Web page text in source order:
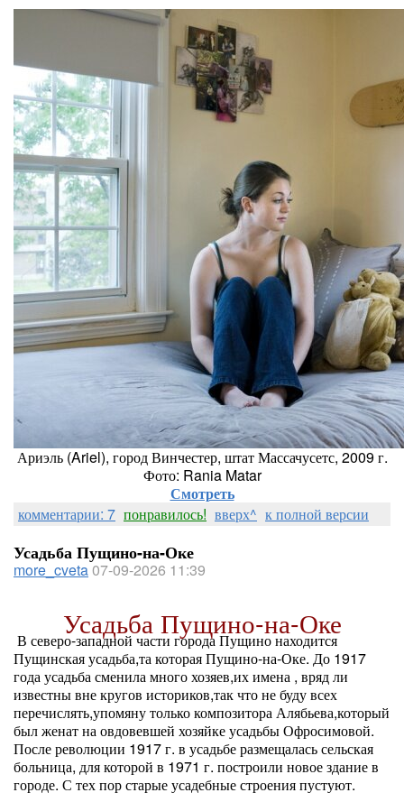
Ариэль (Ariel), город Винчестер, штат Массачусетс, 2009 г.
Фото: Rania Matar
Смотреть
комментарии: 7 понравилось! вверх^ к полной версии
Усадьба Пущино-на-Оке
more_cveta07-09-2026 11:39
Усадьба Пущино-на-Оке
В северо-западной части города Пущино находится
Пущинская усадьба,та которая Пущино-на-Оке. До 1917
года усадьба сменила много хозяев,их имена , вряд ли
известны вне кругов историков,так что не буду всех
перечислять,упомяну только композитора Алябьева,который
был женат на овдовевшей хозяйке усадьбы Офросимовой.
После революции 1917 г. в усадьбе размещалась сельская
больница, для которой в 1971 г. построили новое здание в
городе. С тех пор старые усадебные строения пустуют.